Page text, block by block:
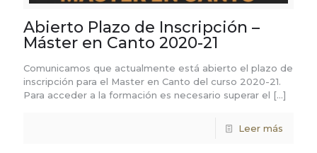
Abierto Plazo de Inscripción –
Máster en Canto 2020-21
Comunicamos que actualmente está abierto el plazo de
inscripción para el Master en Canto del curso 2020-21.
Para acceder a la formación es necesario superar el […]
Leer más